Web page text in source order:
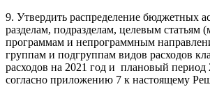
9. Утвердить распределение бюджетных
разделам, подразделам, целевым
программам и непрограммным
группам и подгруппам видов расходов
расходов на 2021 год и плановый период
согласно приложению 7 к настоящему